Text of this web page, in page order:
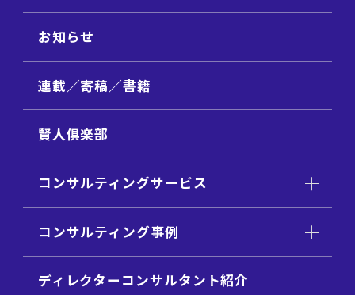
お知らせ
連載／寄稿／書籍
賢人倶楽部
コンサルティングサービス
コンサルティング事例
ディレクターコンサルタント紹介